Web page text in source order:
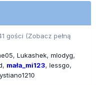
gości (Zobacz pełną
Lukashek mlodyg
mała_mi123 lessgo